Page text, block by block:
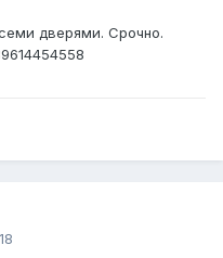
дверями. Срочно.